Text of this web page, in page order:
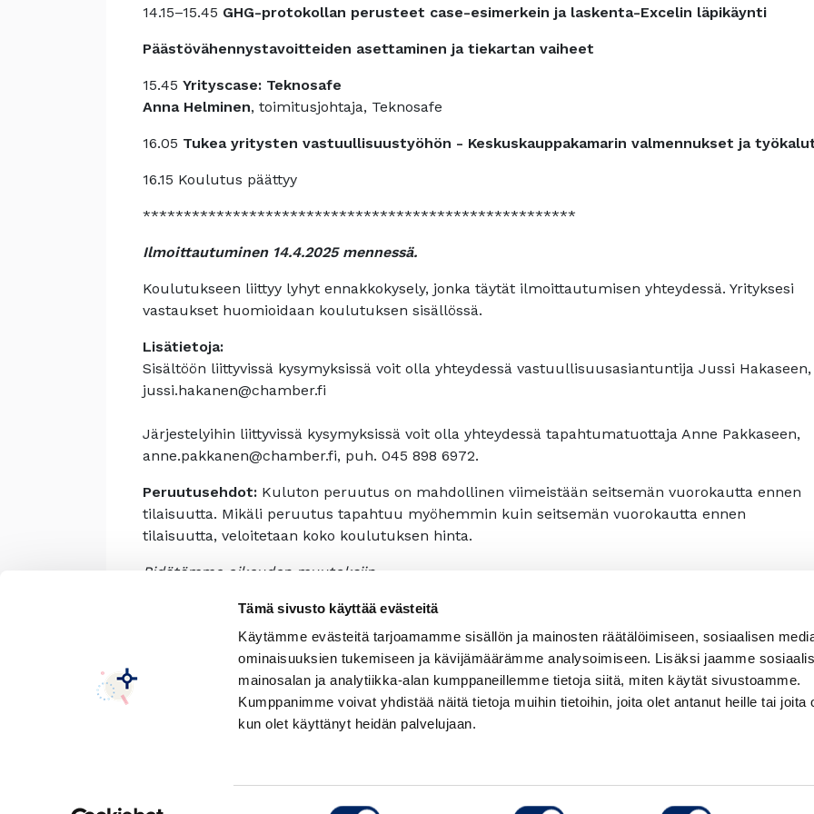
Tämä sivusto käyttää evästeitä
Käytämme evästeitä tarjoamamme sisällön ja mainosten räätälöimiseen, sosiaalisen
ominaisuuksien tukemiseen ja kävijämäärämme analysoimiseen. Lisäksi jaamme
mainosalan ja analytiikka-alan kumppaneillemme tietoja siitä, miten käytät sivustoamme.
Kumppanimme voivat yhdistää näitä tietoja muihin tietoihin, joita olet antanut heille tai joita
kun olet käyttänyt heidän palvelujaan.
14.15–15.45 GHG-protokollan perusteet case-esimerkein ja laskenta-Excelin läpikäynti
Päästövähennystavoitteiden asettaminen ja tiekartan vaiheet
15.45 Yrityscase: Teknosafe
Anna Helminen, toimitusjohtaja, Teknosafe
16.05 Tukea yritysten vastuullisuustyöhön - Keskuskauppakamarin valmennukset ja
16.15 Koulutus päättyy
*****************************************************
Ilmoittautuminen 14.4.2025 mennessä.
Koulutukseen liittyy lyhyt ennakkokysely, jonka täytät ilmoittautumisen yhteydessä. Yrityksesi
vastaukset huomioidaan koulutuksen sisällössä.
Lisätietoja:
Sisältöön liittyvissä kysymyksissä voit olla yhteydessä vastuullisuusasiantuntija Jussi Hakaseen,
jussi.hakanen@chamber.fi
Järjestelyihin liittyvissä kysymyksissä voit olla yhteydessä tapahtumatuottaja Anne Pakkaseen,
anne.pakkanen@chamber.fi, puh. 045 898 6972.
Peruutusehdot: Kuluton peruutus on mahdollinen viimeistään seitsemän vuorokautta ennen
tilaisuutta. Mikäli peruutus tapahtuu myöhemmin kuin seitsemän vuorokautta ennen
tilaisuutta, veloitetaan koko koulutuksen hinta.
Pidätämme oikeuden muutoksiin.
Tapahtuma on päättynyt.